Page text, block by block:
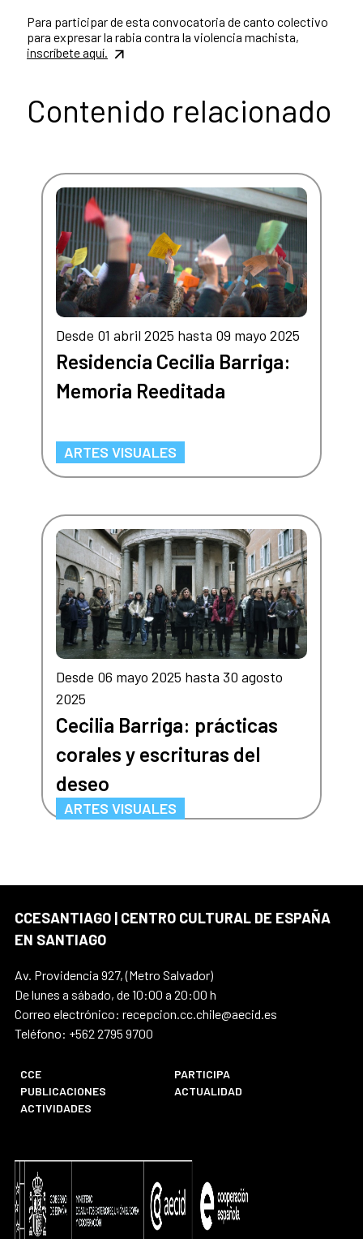
Para participar de esta convocatoria de canto colectivo
para expresar la rabia contra la violencia machista,
inscríbete aquí.
Contenido relacionado
Desde 01 abril 2025 hasta 09 mayo 2025
Residencia Cecilia Barriga:
Memoria Reeditada
ARTES VISUALES
Desde 06 mayo 2025 hasta 30 agosto
2025
Cecilia Barriga: prácticas
corales y escrituras del
deseo
ARTES VISUALES
CCESANTIAGO | CENTRO CULTURAL DE ESPAÑA
EN SANTIAGO
Av. Providencia 927, (Metro Salvador)
De lunes a sábado, de 10:00 a 20:00 h
Correo electrónico: recepcion.cc.chile@aecid.es
Teléfono: +562 2795 9700
CCE
PARTICIPA
PUBLICACIONES
ACTUALIDAD
ACTIVIDADES